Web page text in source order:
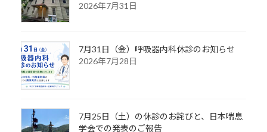
2026年7月31日
7月31日（金）呼吸器内科休診のお知らせ
2026年7月28日
7月25日（土）の休診のお詫びと、日本喘息
学会での発表のご報告